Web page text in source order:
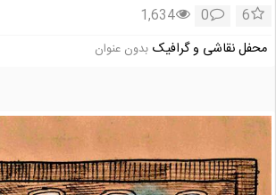
6
0
1,634
محفل نقاشی و گرافیک بدون عنوان